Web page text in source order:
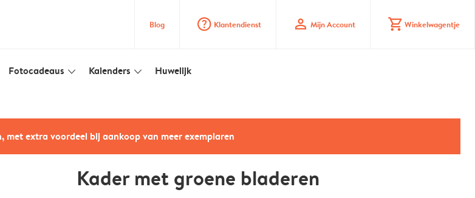
Blog question_mark_circle Klantendienst profile Mijn Account shopping_cart Winkelwagentje
Fotocadeaus slim_arrow_down Kalenders slim_arrow_down Huwelijk
met extra voordeel bij aankoop van meer exemplaren
Kader met groene bladeren